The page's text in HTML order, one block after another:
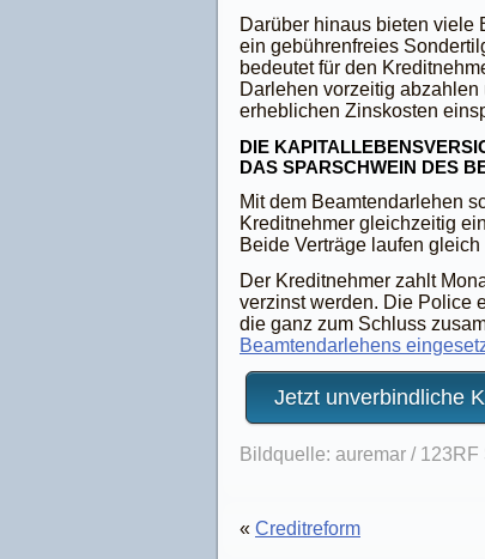
Darüber hinaus bieten viele
ein gebührenfreies
bedeutet für den
Darlehen vorzeitig abzahlen
erheblichen Zinskosten
DIE
DAS SPARSCHWEIN DES
Mit dem Beamtendarlehen
Kreditnehmer gleichzeitig
Beide Verträge laufen
Der Kreditnehmer zahlt
verzinst werden. Die Police
die ganz zum Schluss
Beamtendarlehens
Jetzt unverbindliche
Bildquelle: auremar / 123RF
« Creditreform